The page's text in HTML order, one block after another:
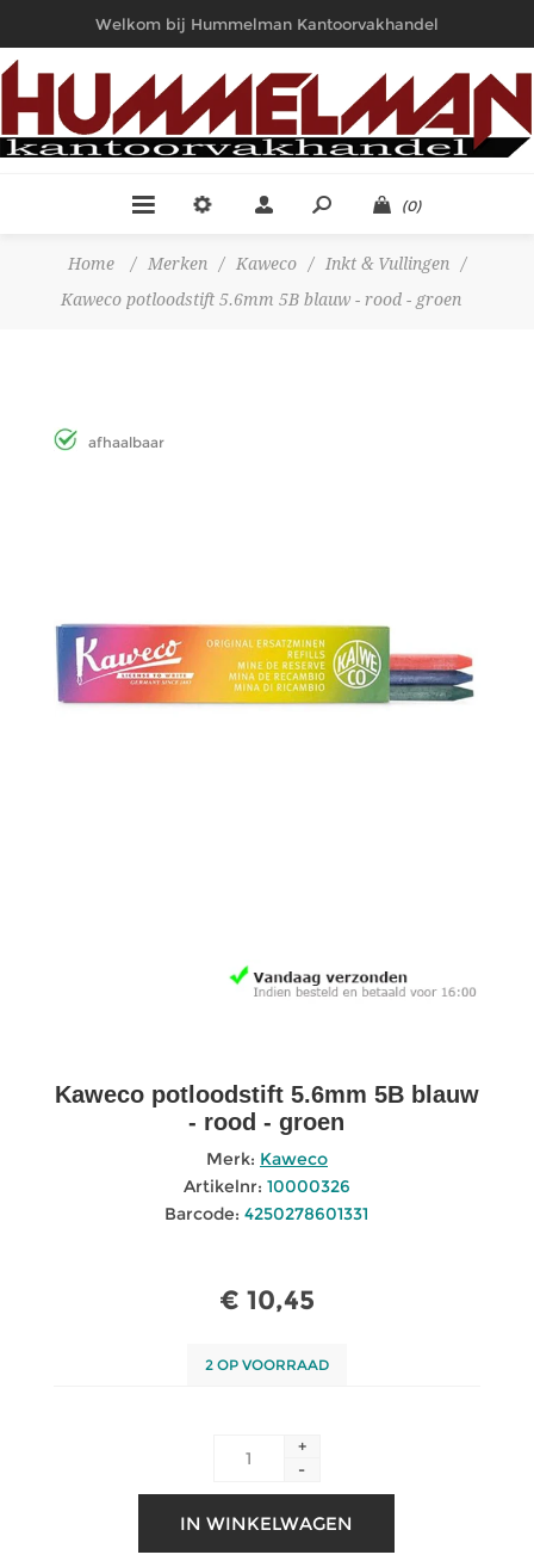
Welkom bij Hummelman Kantoorvakhandel
(0)
Home / Merken / Kaweco / Inkt & Vullingen
/
Kaweco potloodstift 5.6mm 5B blauw - rood - groen
afhaalbaar
Kaweco potloodstift 5.6mm 5B blauw
- rood - groen
Merk: Kaweco
Artikelnr: 10000326
Barcode: 4250278601331
€ 10,45
2 OP VOORRAAD
+
-